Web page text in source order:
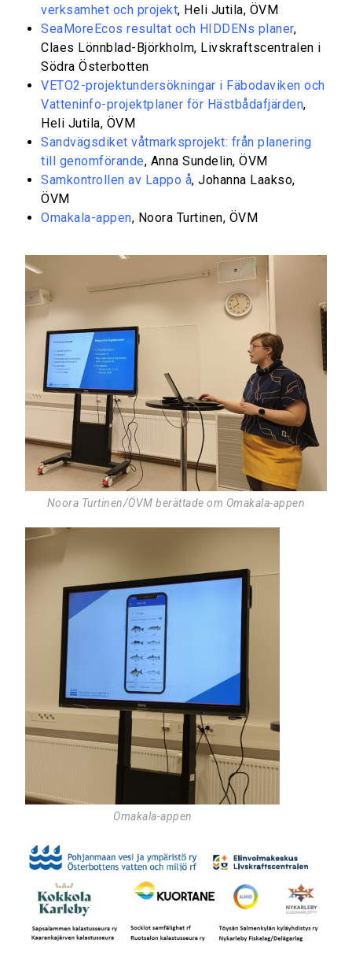
verksamhet och projekt, Heli Jutila, ÖVM
SeaMoreEcos resultat och HIDDENs planer,
Claes Lönnblad-Björkholm, Livskraftscentralen i
Södra Österbotten
VETO2-projektundersökningar i Fäbodaviken och
Vatteninfo-projektplaner för Hästbådafjärden,
Heli Jutila, ÖVM
Sandvägsdiket våtmarksprojekt: från planering
till genomförande, Anna Sundelin, ÖVM
Samkontrollen av Lappo å, Johanna Laakso,
ÖVM
Omakala-appen, Noora Turtinen, ÖVM
Noora Turtinen/ÖVM berättade om Omakala-appen
Omakala-appen